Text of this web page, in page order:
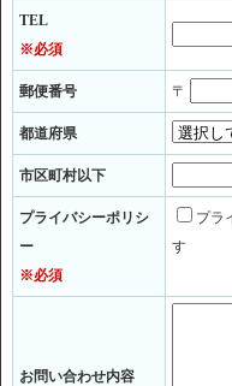
TEL
※必須
郵便番号 〒
都道府県
市区町村以下
プライバシーポリシ
ー
※必須
プラ
す
お問い合わせ内容